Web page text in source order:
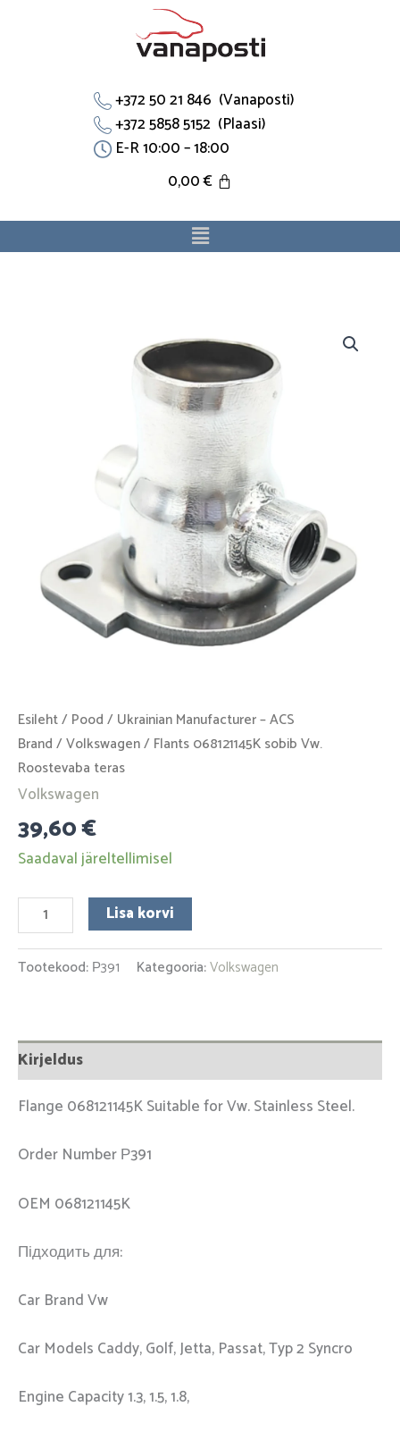
+372 50 21 846 (Vanaposti)
+372 5858 5152 (Plaasi)
E-R 10:00 – 18:00
0,00€
Menu
Esileht/ Pood / Ukrainian Manufacturer – ACS
Brand /Volkswagen/ Flants 068121145K sobib Vw.
Roostevaba teras
Volkswagen
39,60€
Saadaval järeltellimisel
Lisa korvi
Tootekood: Р391 Kategooria:Volkswagen
Kirjeldus
Flange 068121145K Suitable for Vw. Stainless Steel.
Order Number Р391
OEM 068121145K
Підходить для:
Car Brand Vw
Car Models Caddy, Golf, Jetta, Passat, Typ 2 Syncro
Engine Capacity 1.3, 1.5, 1.8,